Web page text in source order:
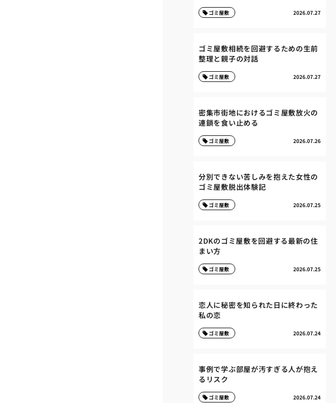
2026.07.27
ゴミ屋敷
ゴミ屋敷相続を回避するための生前
整理と親子の対話
2026.07.27
ゴミ屋敷
密集市街地におけるゴミ屋敷放火の
連鎖を食い止める
2026.07.26
ゴミ屋敷
分別できない苦しみを抱えた女性の
ゴミ屋敷脱出体験記
2026.07.25
ゴミ屋敷
2DKのゴミ屋敷を回避する最新の住
まい方
2026.07.25
ゴミ屋敷
恋人に秘密を知られた日に終わった
私の恋
2026.07.24
ゴミ屋敷
事例で学ぶ部屋が汚すぎる人が抱え
るリスク
2026.07.24
ゴミ屋敷